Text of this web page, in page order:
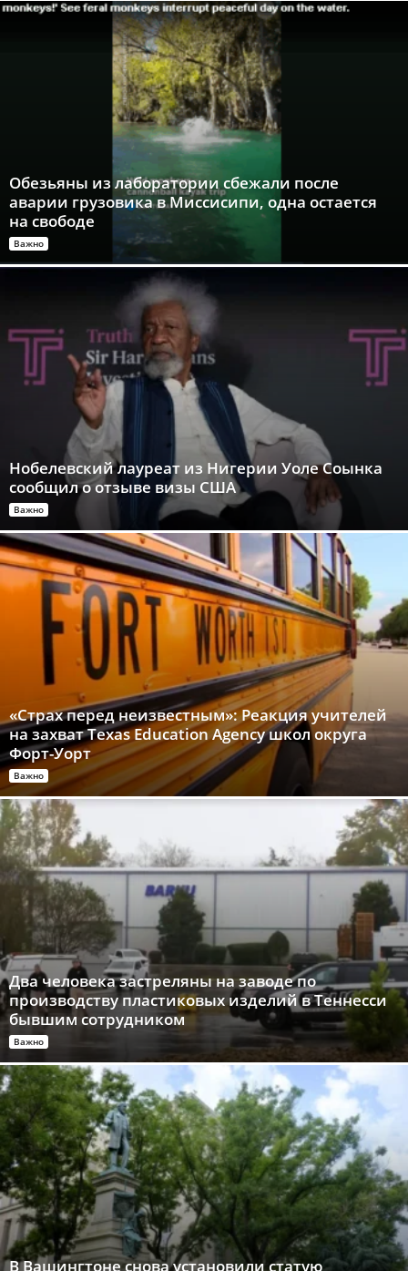
Обезьяны из лаборатории сбежали после
аварии грузовика в Миссисипи, одна остается
на свободе
Важно
Нобелевский лауреат из Нигерии Уоле Соынка
сообщил о отзыве визы США
Важно
«Страх перед неизвестным»: Реакция учителей
на захват Texas Education Agency школ округа
Форт-Уорт
Важно
Два человека застреляны на заводе по
производству пластиковых изделий в Теннесси
бывшим сотрудником
Важно
В Вашингтоне снова установили статую